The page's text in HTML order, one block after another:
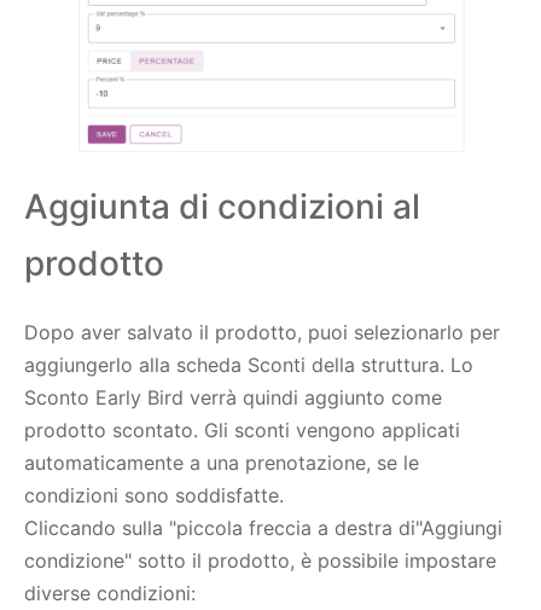
Aggiunta di condizioni al
prodotto
Dopo aver salvato il prodotto, puoi selezionarlo per
aggiungerlo alla scheda Sconti della struttura. Lo
Sconto Early Bird verrà quindi aggiunto come
prodotto scontato. Gli sconti vengono applicati
automaticamente a una prenotazione, se le
condizioni sono soddisfatte.
Cliccando sulla "piccola freccia a destra di"Aggiungi
condizione" sotto il prodotto, è possibile impostare
diverse condizioni: